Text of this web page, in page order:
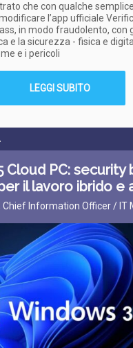
che con qualche
l’app ufficiale
in modo fraudolento, con
e la sicurezza - fisica e
e i pericoli
LEGGI SUBITO
Cloud PC: security
il lavoro ibrido e
Chief Information Officer / IT